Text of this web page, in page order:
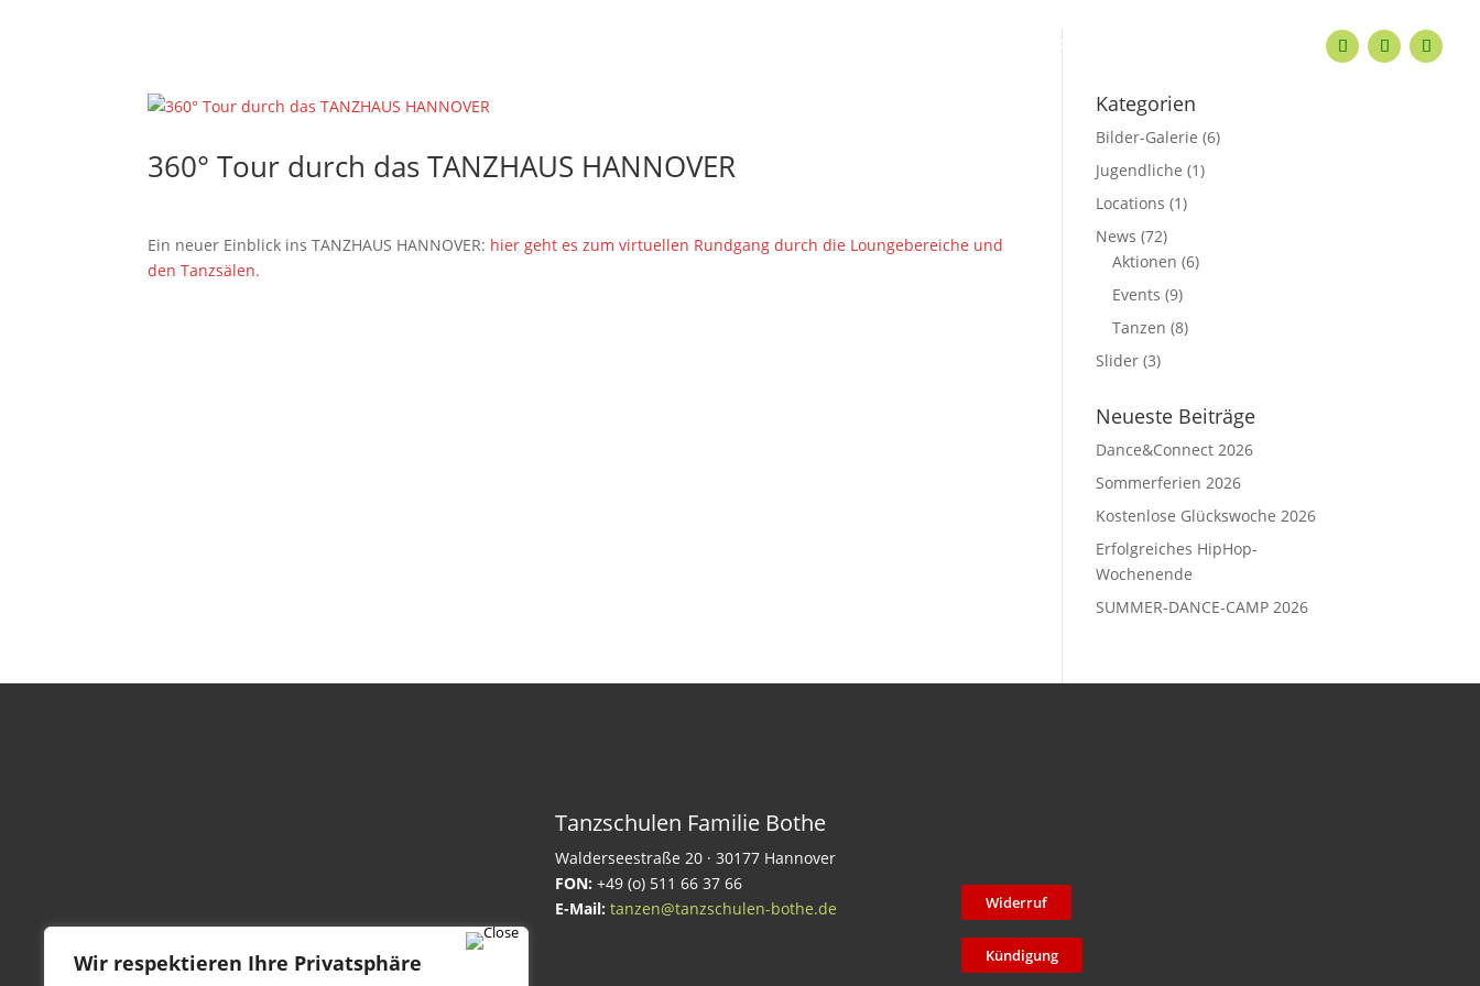
Wir respektieren Ihre Privatsphäre
KONTAKT
360° Tour durch das TANZHAUS HANNOVER
Ein neuer Einblick ins TANZHAUS HANNOVER: hier geht es zum virtuellen Rundgang durch die Loungebereiche und
den Tanzsälen.
Kategorien
Bilder-Galerie (6)
Jugendliche (1)
Locations (1)
News (72)
Aktionen (6)
Events (9)
Tanzen (8)
Slider(3)
Neueste Beiträge
Dance&Connect 2026
Sommerferien 2026
Kostenlose Glückswoche 2026
Erfolgreiches HipHop-
Wochenende
SUMMER-DANCE-CAMP 2026
Tanzschulen Familie Bothe
Walderseestraße 20 · 30177 Hannover
FON: +49 (o) 511 66 37 66
E-Mail: tanzen@tanzschulen-bothe.de Widerruf
Kündigung